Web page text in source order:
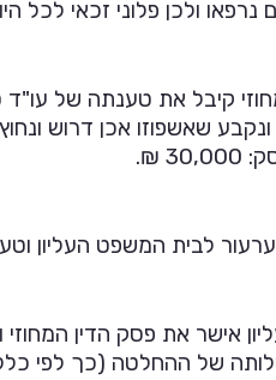
פלוני זכאי לכל היותר לפיצוי בגין 6 ימים
קיבל את טענתה של
₪.
לבית המשפט העליון וטען כי הפיצוי
אישר את פסק הדין
של ההחלטה (כך לפי